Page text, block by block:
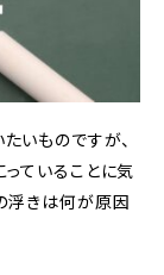
いものですが、
ていることに気
浮きは何が原因